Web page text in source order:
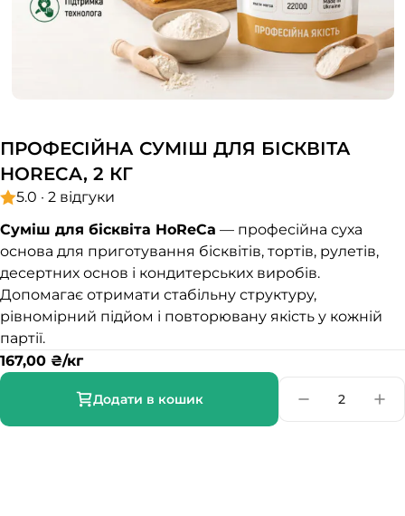
ПРОФЕСІЙНА СУМІШ ДЛЯ БІСКВІТА
HORECA, 2 КГ
5.0 · 2 відгуки
Суміш для бісквіта HoReCa — професійна суха
основа для приготування бісквітів, тортів, рулетів,
десертних основ і кондитерських виробів.
Допомагає отримати стабільну структуру,
рівномірний підйом і повторювану якість у кожній
партії.
167,00 ₴/кг
Додати в кошик